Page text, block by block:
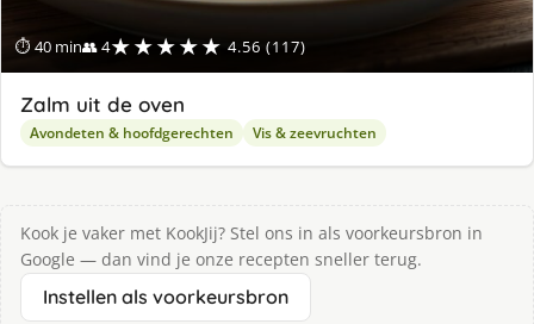
⏱ 40 min👥 4★★★★★ 4.56 (117)
Zalm uit de oven
Avondeten & hoofdgerechten Vis & zeevruchten
Kook je vaker met KookJij? Stel ons in als voorkeursbron in
Google — dan vind je onze recepten sneller terug.
Instellen als voorkeursbron